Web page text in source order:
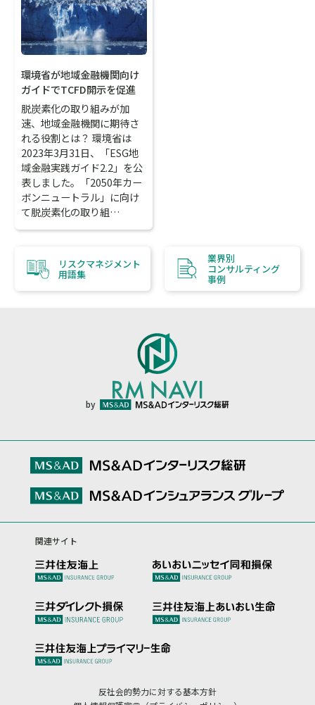
環境省が地域金融機関向け
ガイドでTCFD開示を促進
脱炭素化の取り組みが加
速、地域金融機関に期待さ
れる役割とは？ 環境省は
2023年3月31日、「ESG地
域金融実践ガイド2.2」を公
表しました。「2050年カー
ボンニュートラル」に向け
て脱炭素化の取り組…
リスクマネジメント
用語集
業界別
コンサルティング
事例
by
関連サイト
反社会的勢力に対する基本方針